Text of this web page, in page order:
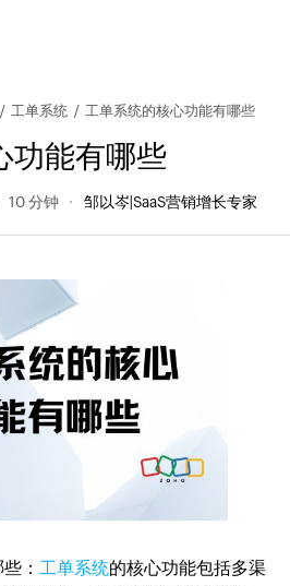
/ 工单系统 / 工单系统的核心功能有哪些
功能有哪些
10 分钟 邹以岑|SaaS营销增长专家
： 工单系统的核心功能包括多渠